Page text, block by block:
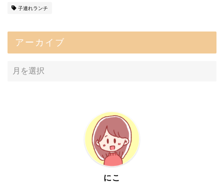
子連れランチ
アーカイブ
にこ